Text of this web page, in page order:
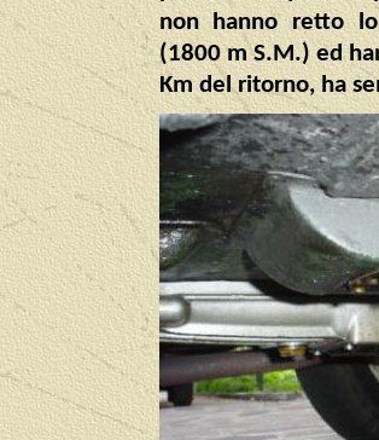
non hanno retto lo
(1800 m S.M.) ed
Km del ritorno, ha